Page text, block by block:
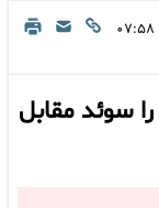
دومین برد پرگل جام جهانی ۲۰۲۶ را سوئد مقابل